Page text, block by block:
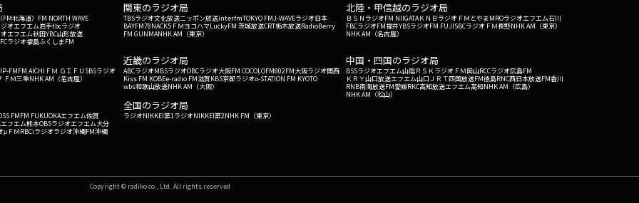
北海道） FM NORTH WAVE
オエフエム岩手tbcラジオ
エフエム秋田YBC山形放送
ラジオ福島ふくしまFM
関東のラジオ局
TBSラジオ文化放送ニッポン放送interfmTOKYO FMJ-WAVEラジオ日本
BAYFM78NACK5 ＦＭヨコハマLuckyFM 茨城放送CRT栃木放送RadioBerry
FM GUNMANHK AM（東京）
北陸・甲信越のラジオ局
ＢＳＮラジオFM NIIGATAＫＮＢラジオ ＦＭとやまMROラジオエフエム石川
FBCラジオFM福井YBSラジオFM FUJISBCラジオ ＦＭ長野NHK AM（東京）
NHK AM（名古屋）
FMFM AICHI ＦＭ ＧＩＦＵ SBSラジオ
ＦＭ三重NHK AM（名古屋）
近畿のラジオ局
ABCラジオMBSラジオOBCラジオ大阪FM COCOLOFM802FM大阪ラジオ関西
Kiss FM KOBEe-radio FM滋賀KBS京都ラジオα-STATION FM KYOTO
wbs和歌山放送NHK AM（大阪）
中国・四国のラジオ局
BSSラジオエフエム山陰ＲＳＫラジオ ＦＭ岡山RCCラジオ広島FM
ＫＲＹ山口放送エフエム山口 ＪＲＴ四国放送FM徳島RNC西日本放送FM香川
RNB南海放送FM愛媛RKC高知放送エフエム高知NHK AM（広島）
NHK AM（松山）
FMFM FUKUOKAエフエム佐賀
フエム熊本OBSラジオエフエム大分
μＦＭRBCiラジオラジオ沖縄FM沖縄
全国のラジオ局
ラジオNIKKEI第1ラジオNIKKEI第2NHK FM（東京）
Copyright © radiko co., Ltd. All rights reserved